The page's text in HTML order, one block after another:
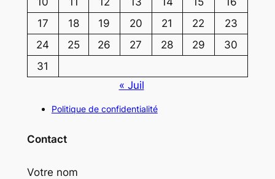
17
18 19 20 21 22
23
24
25 26 27 28 29
30
31
« Juil
Politique de confidentialité
Contact
Votre nom